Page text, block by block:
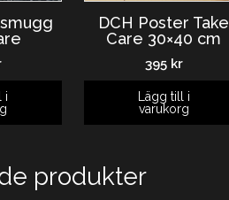
i
DCH Poster Take
Care 30×40 cm
395 kr
Lägg till i
varukorg
produkter